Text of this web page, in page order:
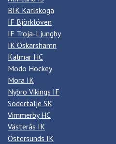
BIK Karlskoga
IF Björklöven
IF Troja-Ljungby
IK Oskarshamn
Kalmar HC
Modo Hockey
Mora IK
Nybro Vikings IF
Södertälje SK
Vimmerby HC
Västerås IK
Östersunds IK